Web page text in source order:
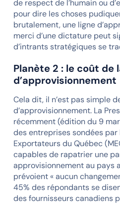
de respect de l’humain ou
pour dire les choses
brutalement, une ligne
merci d’une dictature peut
d’intrants stratégiques se
Planète 2 : le coût de
d’approvisionnement
Cela dit, il n’est pas simple
d’approvisionnement. La
récemment (édition du 9
des entreprises sondées
Exportateurs du Québec
capables de rapatrier une
approvisionnement au pays
prévoient « aucun
45% des répondants se
des fournisseurs canadiens